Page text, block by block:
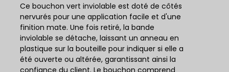
Ce bouchon vert inviolable est doté de côtés
nervurés pour une application facile et d'une
finition mate. Une fois retiré, la bande
inviolable se détache, laissant un anneau en
plastique sur la bouteille pour indiquer si elle a
été ouverte ou altérée, garantissant ainsi la
confiance du client. Le bouchon comprend